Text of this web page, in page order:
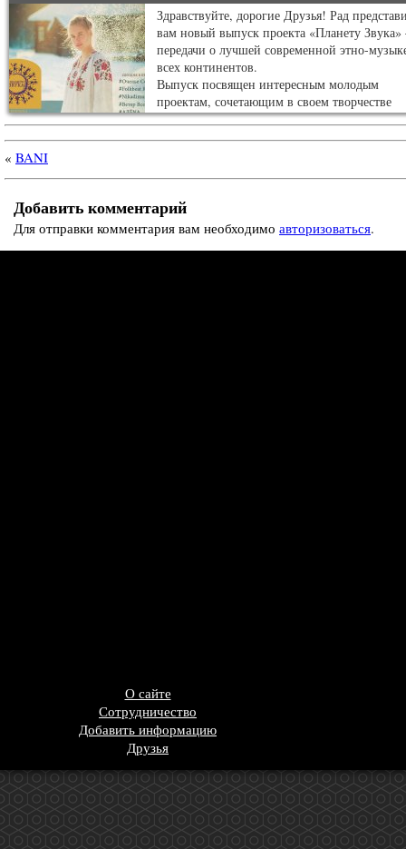
Здравствуйте, дорогие Друзья! Рад
вам новый выпуск проекта «Планету
передачи о лучшей современной этно-
всех континентов.
Выпуск посвящен интересным молодым
проектам, сочетающим в своем творчестве
современную музыку с традициями русской
народной песни…
« BANI
Добавить комментарий
Для отправки комментария вам необходимо авторизоваться.
О сайте
Сотрудничество
Добавить информацию
Друзья